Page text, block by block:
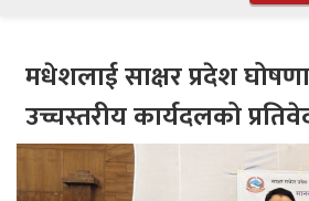
मधेशलाई साक्षर प्रदेश
उच्चस्तरीय कार्यदलको